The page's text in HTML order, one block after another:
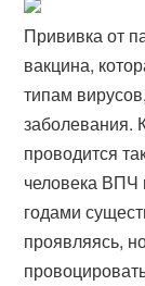
Прививка от
вакцина,
типам
заболевания.
проводится
человека ВПЧ
годами
проявляясь,